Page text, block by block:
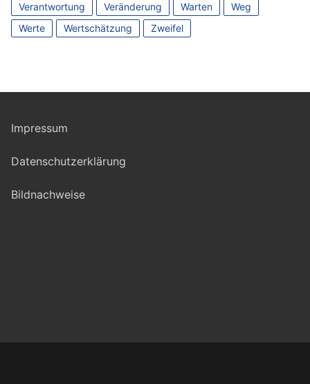
Verantwortung
Veränderung Warten
Weg
Werte
Wertschätzung Zweifel
Impressum
Datenschutzerklärung
Bildnachweise